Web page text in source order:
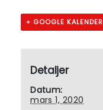
+ GOOGLE KALENDER
Detaljer
Datum:
mars 1, 2020